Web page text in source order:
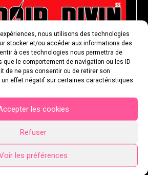
nous utilisons des technologies
stocker et/ou accéder aux informations des
à ces technologies nous permettra de
le comportement de navigation ou les ID
de ne pas consentir ou de retirer son
effet négatif sur certaines caractéristiques
les cookies
Refuser
les préférences